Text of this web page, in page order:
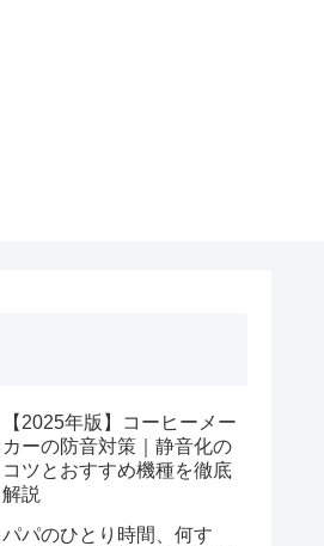
【2025年版】コーヒーメー
カーの防音対策｜静音化の
コツとおすすめ機種を徹底
解説
パパのひとり時間、何す